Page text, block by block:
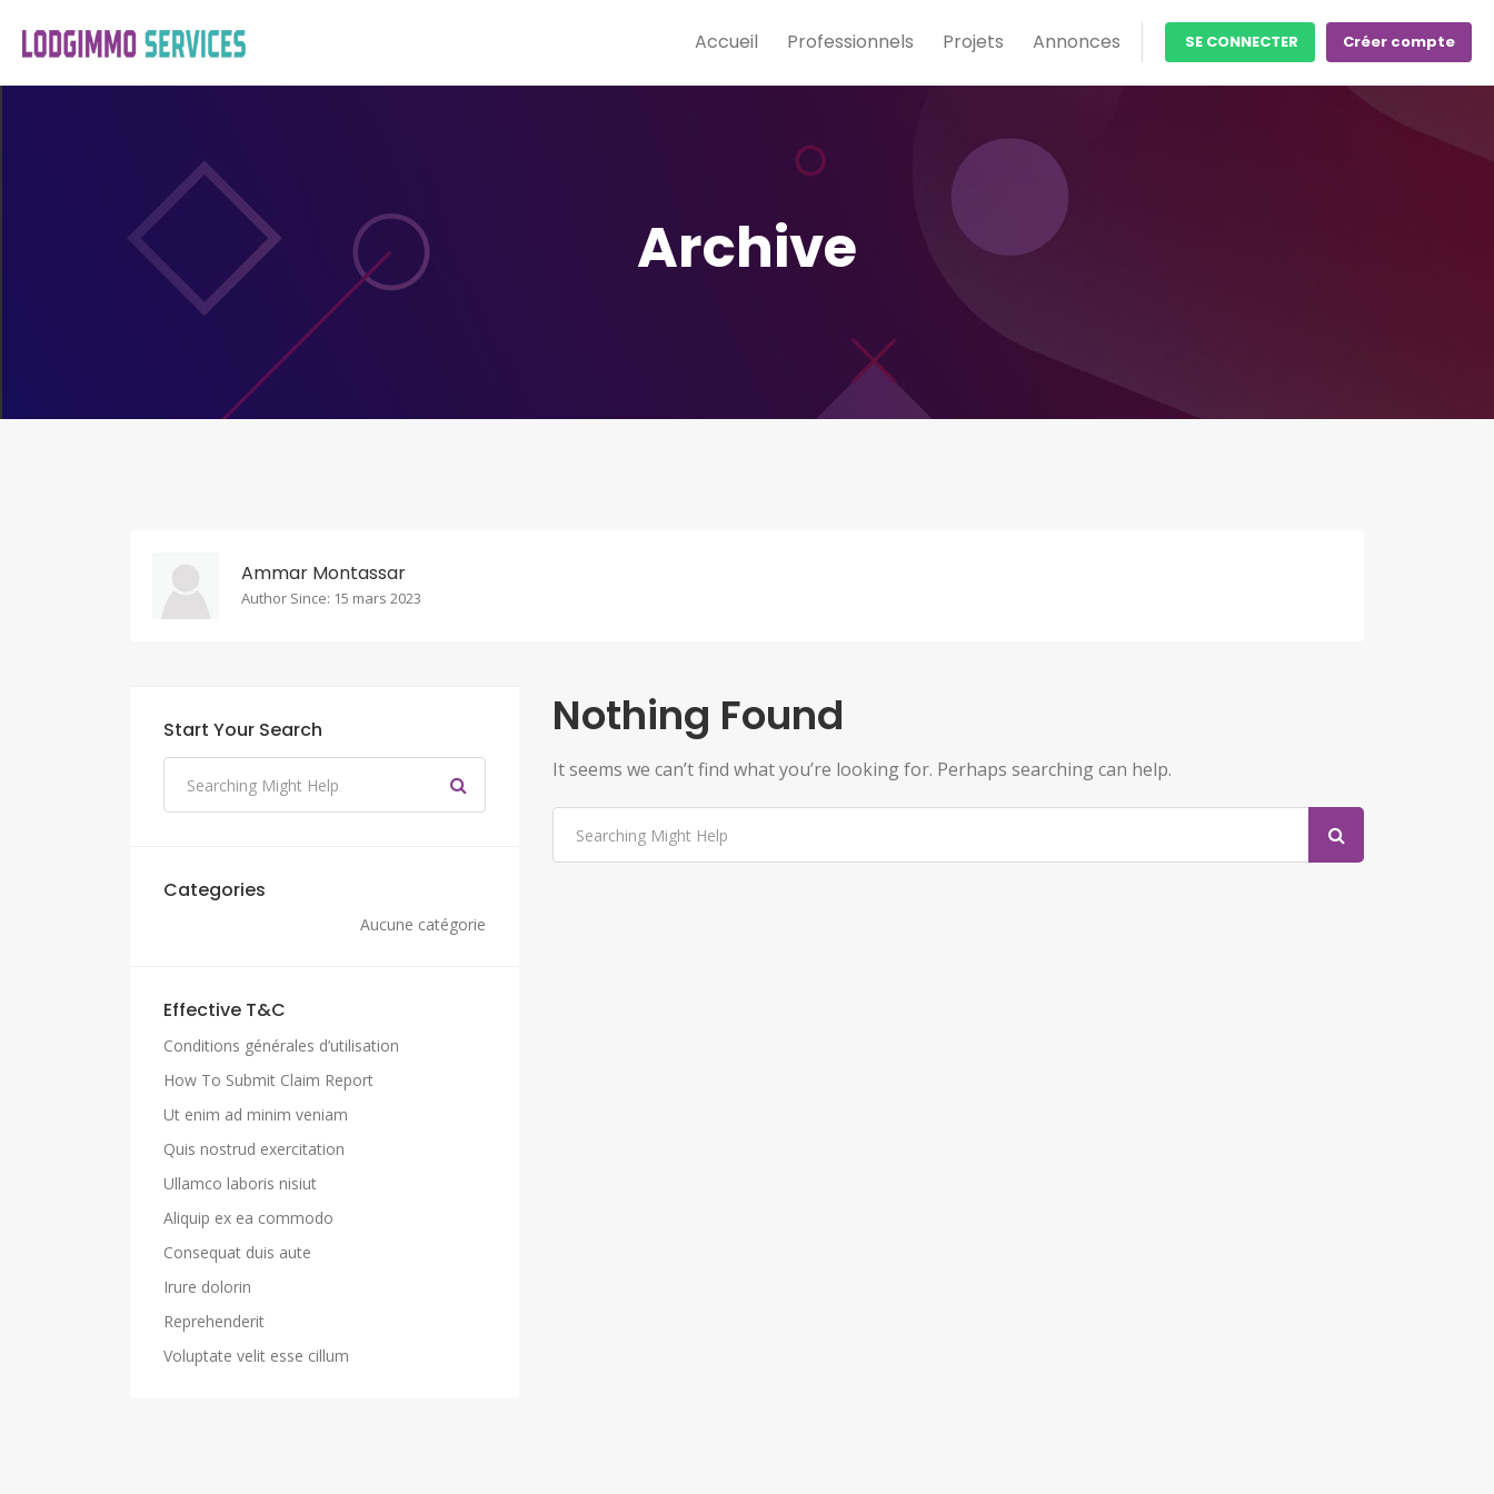
Accueil Professionnels Projets Annonces SE CONNECTER Créer compte
Archive
Ammar Montassar
Author Since: 15 mars 2023
Nothing Found
It seems we can’t find what you’re looking for. Perhaps searching can help.
Start Your Search
Categories
Aucune catégorie
Effective T&C
Conditions générales d’utilisation
How To Submit Claim Report
Ut enim ad minim veniam
Quis nostrud exercitation
Ullamco laboris nisiut
Aliquip ex ea commodo
Consequat duis aute
Irure dolorin
Reprehenderit
Voluptate velit esse cillum